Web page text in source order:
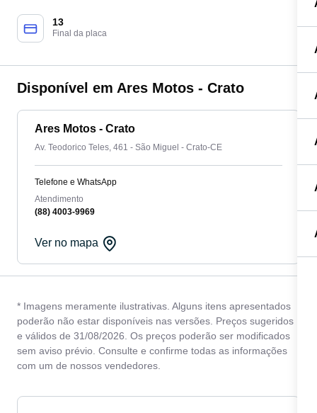
13
Final da placa
Disponível em Ares Motos - Crato
Ares Motos - Crato
Av. Teodorico Teles, 461 - São Miguel - Crato-CE
Telefone e WhatsApp
Atendimento
(88) 4003-9969
Ver no mapa
* Imagens meramente ilustrativas. Alguns itens apresentados
poderão não estar disponíveis nas versões. Preços sugeridos
e válidos de 31/08/2026. Os preços poderão ser modificados
sem aviso prévio. Consulte e confirme todas as informações
com um de nossos vendedores.